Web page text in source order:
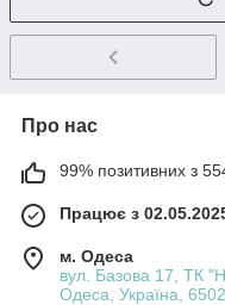
Про нас
99% позитивних з 554
Працює з
м. Одеса
вул. Базова 17, ТК
Одеса, Україна,